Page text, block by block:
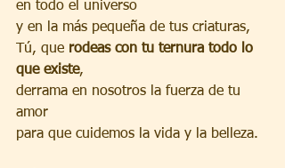
en todo el universo
y en la más pequeña de tus criaturas,
Tú, que rodeas con tu ternura todo lo
que existe,
derrama en nosotros la fuerza de tu
amor
para que cuidemos la vida y la belleza.